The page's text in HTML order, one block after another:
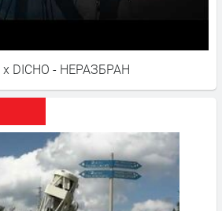
DICHO - НЕРАЗБРАН